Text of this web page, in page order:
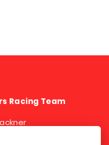
Racing Team
75 58